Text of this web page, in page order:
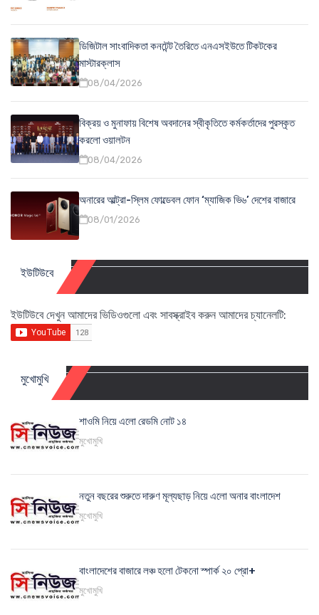
ডিজিটাল সাংবাদিকতা কনটেন্ট তৈরিতে এনএসইউতে টিকটকের
মাস্টারক্লাস
08/04/2026
বিক্রয় ও মুনাফায় বিশেষ অবদানের স্বীকৃতিতে কর্মকর্তাদের পুরস্কৃত
করলো ওয়ালটন
08/04/2026
অনারের আল্ট্রা-স্লিম ফোল্ডেবল ফোন ‘ম্যাজিক ভি৬’ দেশের বাজারে
08/01/2026
ইউটিউবে
ইউটিউবে দেখুন আমাদের ভিডিওগুলো এবং সাবস্ক্রাইব করুন আমাদের চ্যানেলটি:
মুখোমুখি
শাওমি নিয়ে এলো রেডমি নোট ১৪
মুখোমুখি
নতুন বছরের শুরুতে দারুণ মূল্যছাড় নিয়ে এলো অনার বাংলাদেশ
মুখোমুখি
বাংলাদেশের বাজারে লঞ্চ হলো টেকনো স্পার্ক ২০ প্রো+
মুখোমুখি